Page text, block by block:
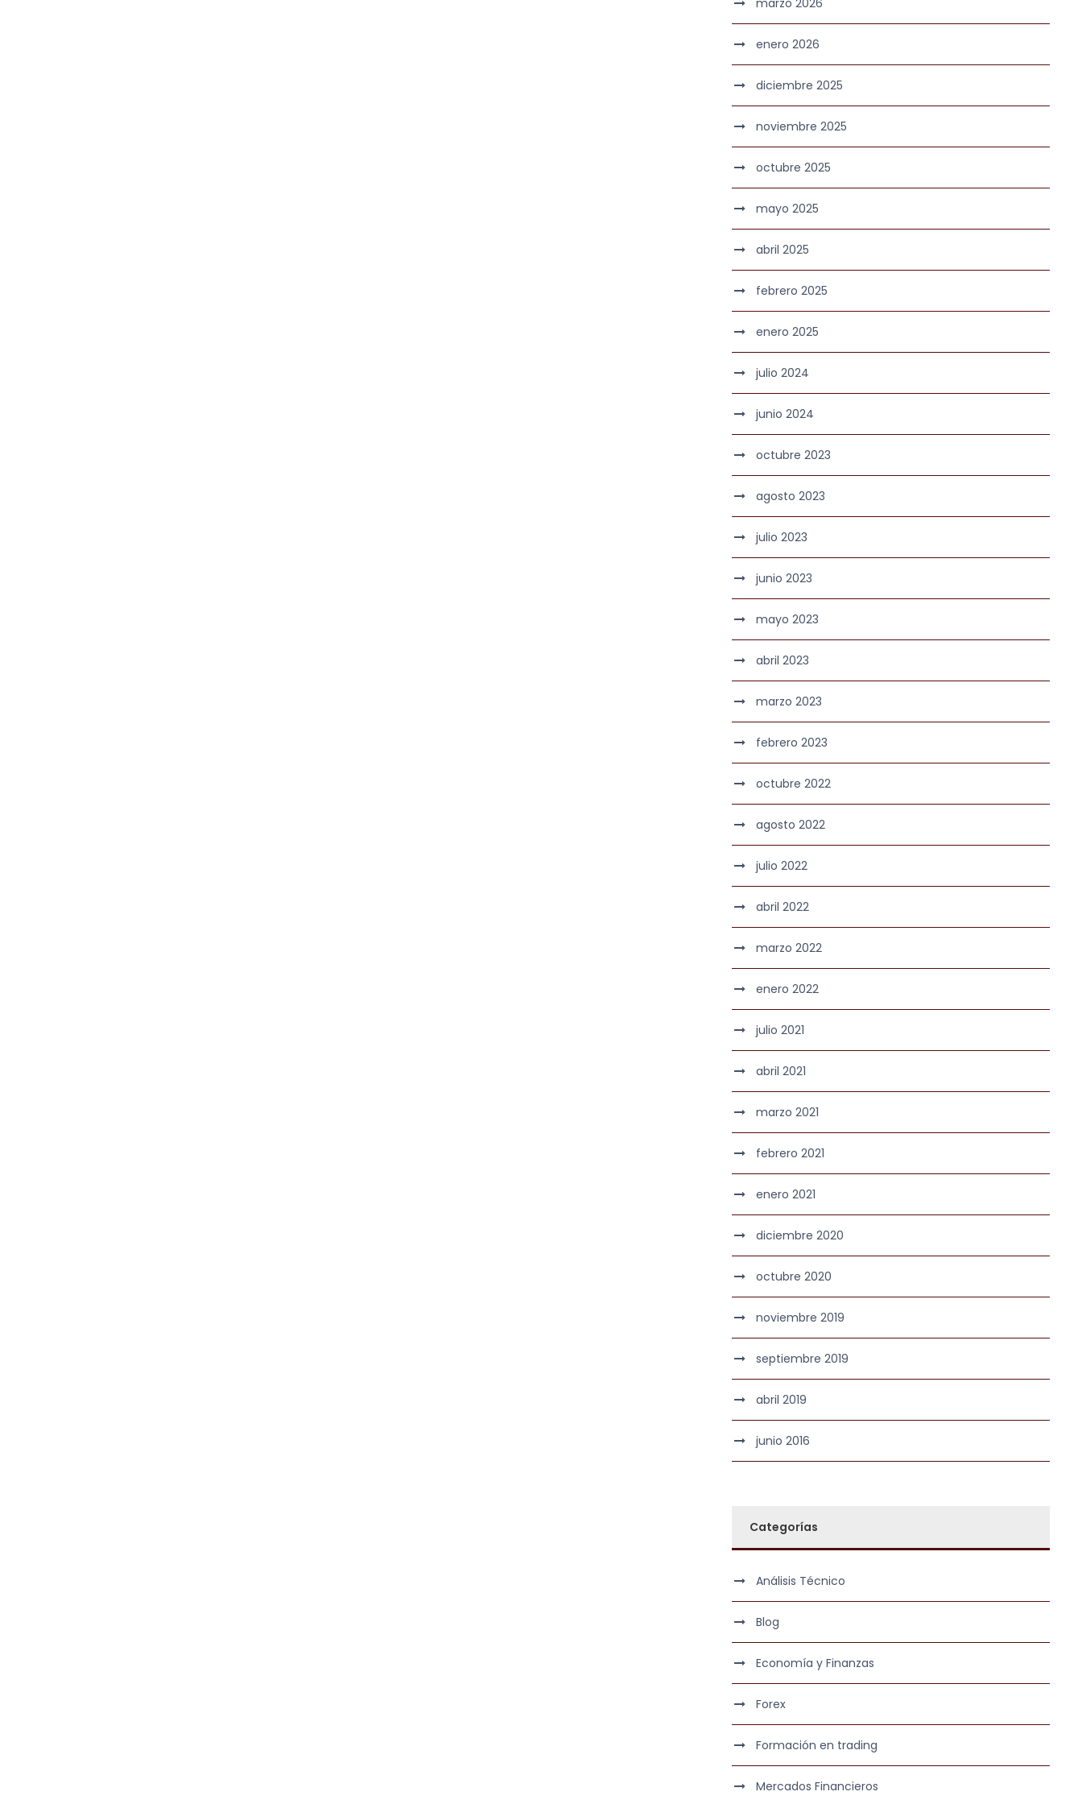
marzo 2026
enero 2026
diciembre 2025
noviembre 2025
octubre 2025
mayo 2025
abril 2025
febrero 2025
enero 2025
julio 2024
junio 2024
octubre 2023
agosto 2023
julio 2023
junio 2023
mayo 2023
abril 2023
marzo 2023
febrero 2023
octubre 2022
agosto 2022
julio 2022
abril 2022
marzo 2022
enero 2022
julio 2021
abril 2021
marzo 2021
febrero 2021
enero 2021
diciembre 2020
octubre 2020
noviembre 2019
septiembre 2019
abril 2019
junio 2016
Categorías
Análisis Técnico
Blog
Economía y Finanzas
Forex
Formación en trading
Mercados Financieros